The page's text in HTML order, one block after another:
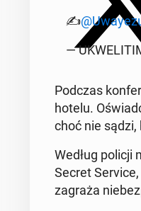
✍️
—
Podczas
hotelu.
choć nie sądzi,
Według policji
Secret
zagraża